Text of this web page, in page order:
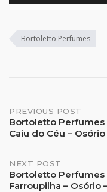
Bortoletto Perfumes
Post
navigation
PREVIOUS POST
Bortoletto Perfumes
Caiu do Céu – Osório
NEXT POST
Bortoletto Perfumes
Farroupilha – Osório